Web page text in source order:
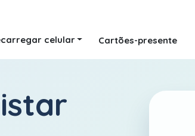
celular Cartões-presente